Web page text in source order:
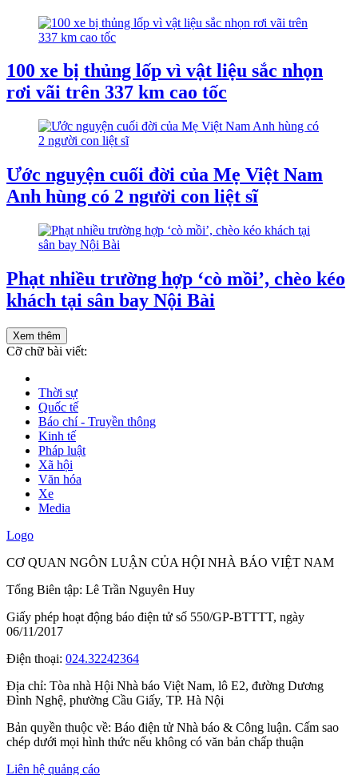
100 xe bị thủng lốp vì vật liệu sắc nhọn
rơi vãi trên 337 km cao tốc
Ước nguyện cuối đời của Mẹ Việt Nam
Anh hùng có 2 người con liệt sĩ
Phạt nhiều trường hợp ‘cò mồi’, chèo kéo
khách tại sân bay Nội Bài
Xem thêm
Cỡ chữ bài viết:
Thời sự
Quốc tế
Báo chí - Truyền thông
Kinh tế
Pháp luật
Xã hội
Văn hóa
Xe
Media
Logo
CƠ QUAN NGÔN LUẬN CỦA HỘI NHÀ BÁO VIỆT NAM
Tổng Biên tập: Lê Trần Nguyên Huy
Giấy phép hoạt động báo điện tử số 550/GP-BTTTT, ngày
06/11/2017
Điện thoại: 024.32242364
Địa chỉ: Tòa nhà Hội Nhà báo Việt Nam, lô E2, đường Dương
Đình Nghệ, phường Cầu Giấy, TP. Hà Nội
Bản quyền thuộc về: Báo điện tử Nhà báo & Công luận. Cấm sao
chép dưới mọi hình thức nếu không có văn bản chấp thuận
Liên hệ quảng cáo